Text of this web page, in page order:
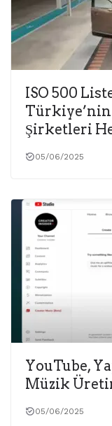
ISO 500
Türkiye’nin
Şirketleri
05/06/2025
YouTube,
Müzik
05/06/2025